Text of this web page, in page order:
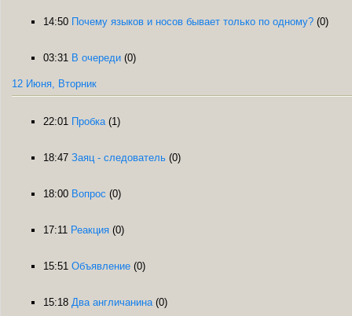
14:50 Почему языков и носов бывает только по одному? (0)
03:31 В очереди (0)
12 Июня, Вторник
22:01 Пробка (1)
18:47 Заяц - следователь (0)
18:00 Вопрос (0)
17:11 Реакция (0)
15:51 Объявление (0)
15:18 Два англичанина (0)